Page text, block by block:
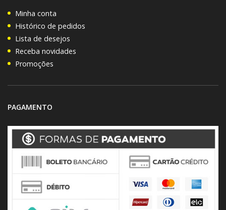
Minha conta
Histórico de pedidos
Lista de desejos
Receba novidades
Promoções
PAGAMENTO